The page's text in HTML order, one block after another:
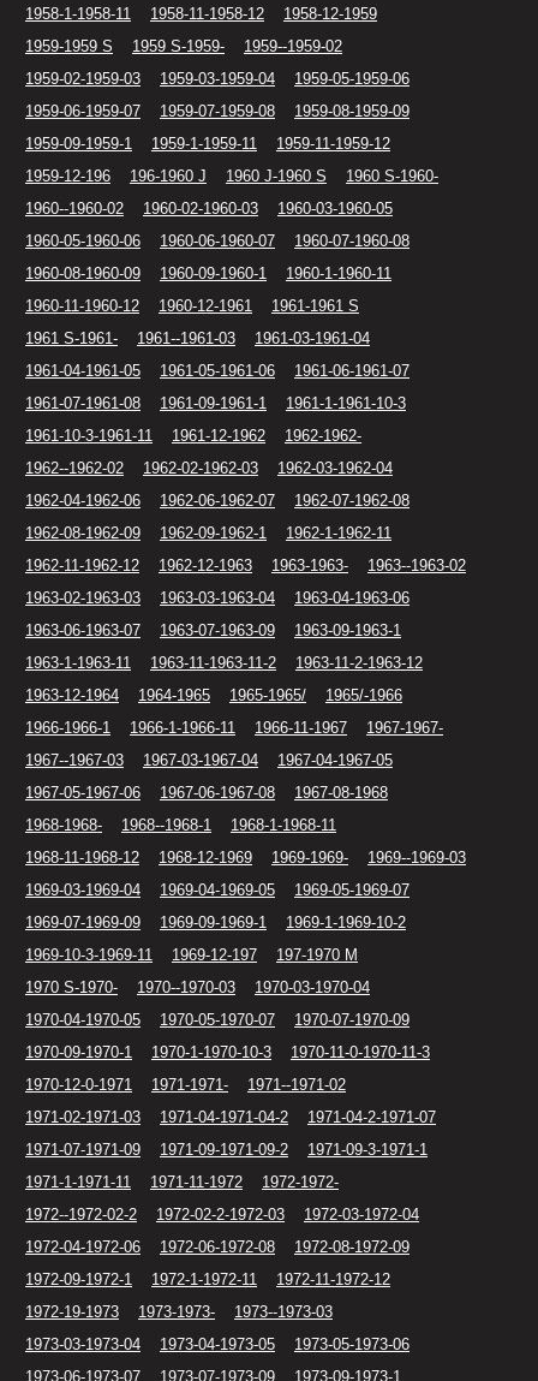
1958-1-1958-11
1958-11-1958-12
1958-12-1959
1959-1959 S
1959 S-1959-
1959--1959-02
1959-02-1959-03
1959-03-1959-04
1959-05-1959-06
1959-06-1959-07
1959-07-1959-08
1959-08-1959-09
1959-09-1959-1
1959-1-1959-11
1959-11-1959-12
1959-12-196
196-1960 J 1960 J-1960 S
1960 S-1960-
1960--1960-02
1960-02-1960-03
1960-03-1960-05
1960-05-1960-06
1960-06-1960-07
1960-07-1960-08
1960-08-1960-09
1960-09-1960-1
1960-1-1960-11
1960-11-1960-12
1960-12-1961
1961-1961 S
1961 S-1961-
1961--1961-03
1961-03-1961-04
1961-04-1961-05
1961-05-1961-06
1961-06-1961-07
1961-07-1961-08
1961-09-1961-1
1961-1-1961-10-3
1961-10-3-1961-11
1961-12-1962
1962-1962-
1962--1962-02
1962-02-1962-03
1962-03-1962-04
1962-04-1962-06
1962-06-1962-07
1962-07-1962-08
1962-08-1962-09
1962-09-1962-1
1962-1-1962-11
1962-11-1962-12
1962-12-1963 1963-1963-
1963--1963-02
1963-02-1963-03
1963-03-1963-04
1963-04-1963-06
1963-06-1963-07
1963-07-1963-09
1963-09-1963-1
1963-1-1963-11
1963-11-1963-11-2
1963-11-2-1963-12
1963-12-1964
1964-1965 1965-1965/
1965/-1966
1966-1966-1
1966-1-1966-11 1966-11-1967
1967-1967-
1967--1967-03
1967-03-1967-04
1967-04-1967-05
1967-05-1967-06
1967-06-1967-08
1967-08-1968
1968-1968-
1968--1968-1
1968-1-1968-11
1968-11-1968-12
1968-12-1969 1969-1969-
1969--1969-03
1969-03-1969-04
1969-04-1969-05
1969-05-1969-07
1969-07-1969-09
1969-09-1969-1
1969-1-1969-10-2
1969-10-3-1969-11
1969-12-197
197-1970 M
1970 S-1970-
1970--1970-03
1970-03-1970-04
1970-04-1970-05
1970-05-1970-07
1970-07-1970-09
1970-09-1970-1
1970-1-1970-10-3
1970-11-0-1970-11-3
1970-12-0-1971
1971-1971-
1971--1971-02
1971-02-1971-03
1971-04-1971-04-2
1971-04-2-1971-07
1971-07-1971-09
1971-09-1971-09-2
1971-09-3-1971-1
1971-1-1971-11
1971-11-1972
1972-1972-
1972--1972-02-2
1972-02-2-1972-03
1972-03-1972-04
1972-04-1972-06
1972-06-1972-08
1972-08-1972-09
1972-09-1972-1
1972-1-1972-11
1972-11-1972-12
1972-19-1973
1973-1973-
1973--1973-03
1973-03-1973-04
1973-04-1973-05
1973-05-1973-06
1973-06-1973-07
1973-07-1973-09
1973-09-1973-1